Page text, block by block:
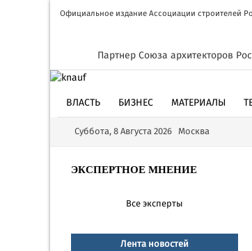
Официальное издание Ассоциации строителей
Партнер Союза архитекторов
ВЛАСТЬ БИЗНЕС МАТЕРИАЛЫ
Суббота, 8 Августа 2026 Москва
ЭКСПЕРТНОЕ МНЕНИЕ
Все эксперты
Лента новостей